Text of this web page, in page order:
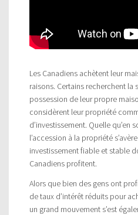
Les Canadiens achètent leur
raisons. Certains recherchent
possession de leur propre
considèrent leur propriété
d’investissement. Quelle qu’en
l’accession à la propriété
investissement fiable et stable
Canadiens profitent.
Alors que bien des gens ont
de taux d’intérêt réduits pour
un grand mouvement s’est